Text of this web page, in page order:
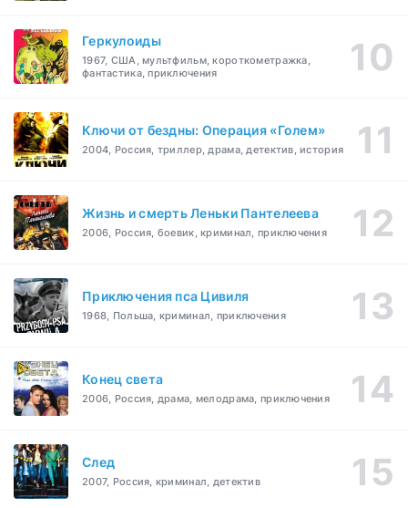
Геркулоиды
1967, США, мультфильм, короткометражка,
фантастика, приключения
Ключи от бездны: Операция «Голем»
2004, Россия, триллер, драма, детектив, история
Жизнь и смерть Леньки Пантелеева
2006, Россия, боевик, криминал, приключения
Приключения пса Цивиля
1968, Польша, криминал, приключения
Конец света
2006, Россия, драма, мелодрама, приключения
След
2007, Россия, криминал, детектив